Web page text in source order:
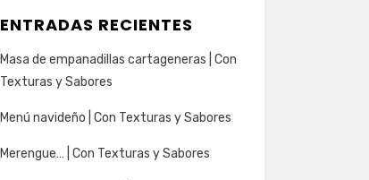
ENTRADAS RECIENTES
Masa de empanadillas cartageneras | Con
Texturas y Sabores
Menú navideño | Con Texturas y Sabores
Merengue… | Con Texturas y Sabores